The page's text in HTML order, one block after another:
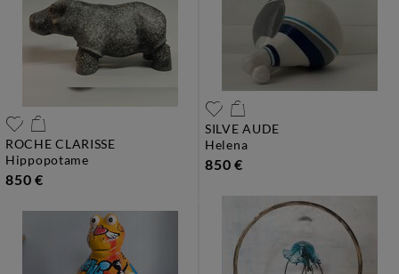
ROCHE CLARISSE
hippopotame
850 €
SILVE AUDE
helena
850 €